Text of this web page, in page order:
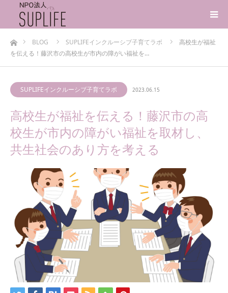
ホームBLOG SUPLIFEインクルーシブ子育てラボ
高校生が福祉
を伝える！藤沢市の高校生が市内の障がい福祉を…
SUPLIFEインクルーシブ子育てラボ 2023.06.15
高校生が福祉を伝える！藤沢市の高
校生が市内の障がい福祉を取材し、
共生社会のあり方を考える